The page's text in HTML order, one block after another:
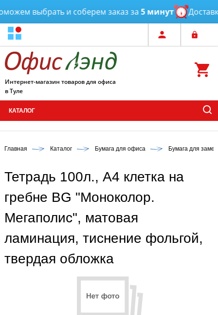
выбрать и соберем заказ за5 минут Доставка
Интернет-магазин товаров для офиса
в Туле
КАТАЛОГ
Главная Каталог Бумага для офиса Бумага для
Тетрадь 100л., А4 клетка на
гребне BG "Моноколор.
Мегаполис", матовая
ламинация, тиснение фольгой,
твердая обложка